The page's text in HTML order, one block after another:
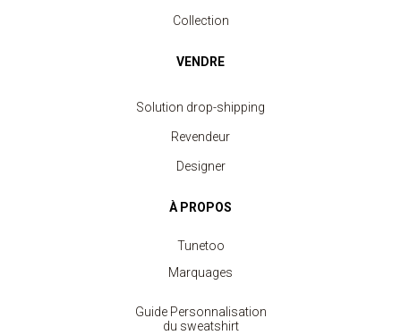
Collection
VENDRE
Solution drop-shipping
Revendeur
Designer
À PROPOS
Tunetoo
Marquages
Guide Personnalisation
du sweatshirt